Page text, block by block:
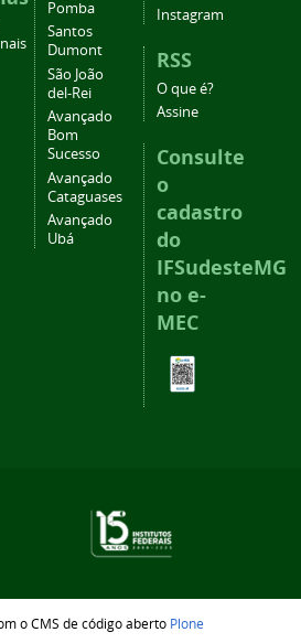
Pomba
Santos
Dumont
São João
del-Rei
Avançado
Bom
Sucesso
Avançado
Cataguases
Avançado
Ubá
Instagram
RSS
O que é?
Assine
Consulte
o
cadastro
do
IFSudesteMG
no e-
MEC
o CMS de código aberto Plone